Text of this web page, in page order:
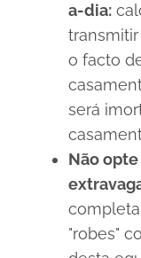
a-dia:
o facto
será
Não
"robes"